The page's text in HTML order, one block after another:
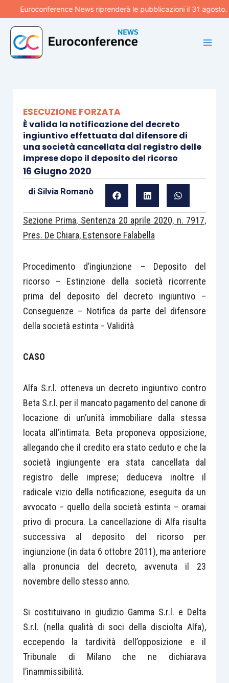
al
contenuto
News riprenderà le pubblicazioni il 31 agosto.
ESECUZIONE FORZATA
È valida la notificazione del decreto
ingiuntivo effettuata dal difensore di
una società cancellata dal registro delle
imprese dopo il deposito del ricorso
16 Giugno 2020
di Silvia Romanò
Sezione Prima, Sentenza 20 aprile 2020, n. 7917,
Pres. De Chiara, Estensore Falabella
Procedimento d’ingiunzione – Deposito del
ricorso – Estinzione della società ricorrente
prima del deposito del decreto ingiuntivo –
Conseguenze – Notifica da parte del difensore
della società estinta – Validità
CASO
Alfa S.r.l. otteneva un decreto ingiuntivo contro
Beta S.r.l. per il mancato pagamento del canone di
locazione di un’unità immobiliare dalla stessa
locata all’intimata. Beta proponeva opposizione,
allegando che il credito era stato ceduto e che la
società ingiungente era stata cancellata dal
registro delle imprese; deduceva inoltre il
radicale vizio della notificazione, eseguita da un
avvocato – quello della società estinta – oramai
privo di procura. La cancellazione di Alfa risulta
successiva al deposito del ricorso per
ingiunzione (in data 6 ottobre 2011), ma anteriore
alla pronuncia del decreto, avvenuta il 23
novembre dello stesso anno.
Si costituivano in giudizio Gamma S.r.l. e Delta
S.r.l. (nella qualità di soci della disciolta Alfa),
eccependo la tardività dell’opposizione e il
Tribunale di Milano che ne dichiarava
l’inammissibilità.